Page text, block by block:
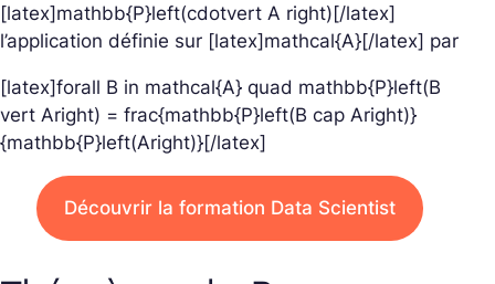
[latex]mathbb{P}left(cdotvert A right)[/latex]
l’application définie sur [latex]mathcal{A}[/latex] par
[latex]forall B in mathcal{A} quad mathbb{P}left(B
vert Aright) = frac{mathbb{P}left(B cap Aright)}
{mathbb{P}left(Aright)}[/latex]
Découvrir la formation Data Scientist